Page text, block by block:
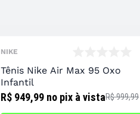
NIKE
Tênis Nike Air Max 95 Oxo
Infantil
R$ 949,99 no pix à vistaR$ 999,99